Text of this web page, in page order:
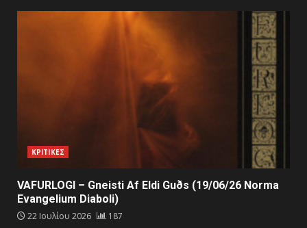
ΚΡΙΤΙΚΕΣ
VAFURLOGI – Gneisti Af Eldi Guðs (19/06/26 Norma
Evangelium Diaboli)
22 Ιουλίου 2026 187